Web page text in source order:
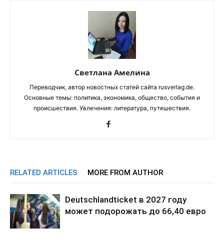
Светлана Амелина
Переводчик, автор новостных статей сайта rusverlag.de.
Основные темы: политика, экономика, общество, события и
происшествия. Увлечения: литература, путешествия.
RELATED ARTICLES MORE FROM AUTHOR
Deutschlandticket в 2027 году
может подорожать до 66,40 евро